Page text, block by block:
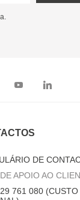
DE
APOIO AO
761 080 (CUSTO